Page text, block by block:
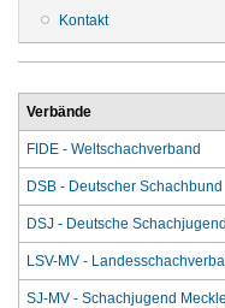
Kontakt
Verbände
FIDE - Weltschachverband
DSB - Deutscher Schachbund
DSJ - Deutsche Schachjugend
LSV-MV -
SJ-MV - Schachjugend